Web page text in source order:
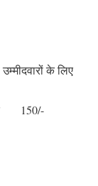
के लिए
150/-